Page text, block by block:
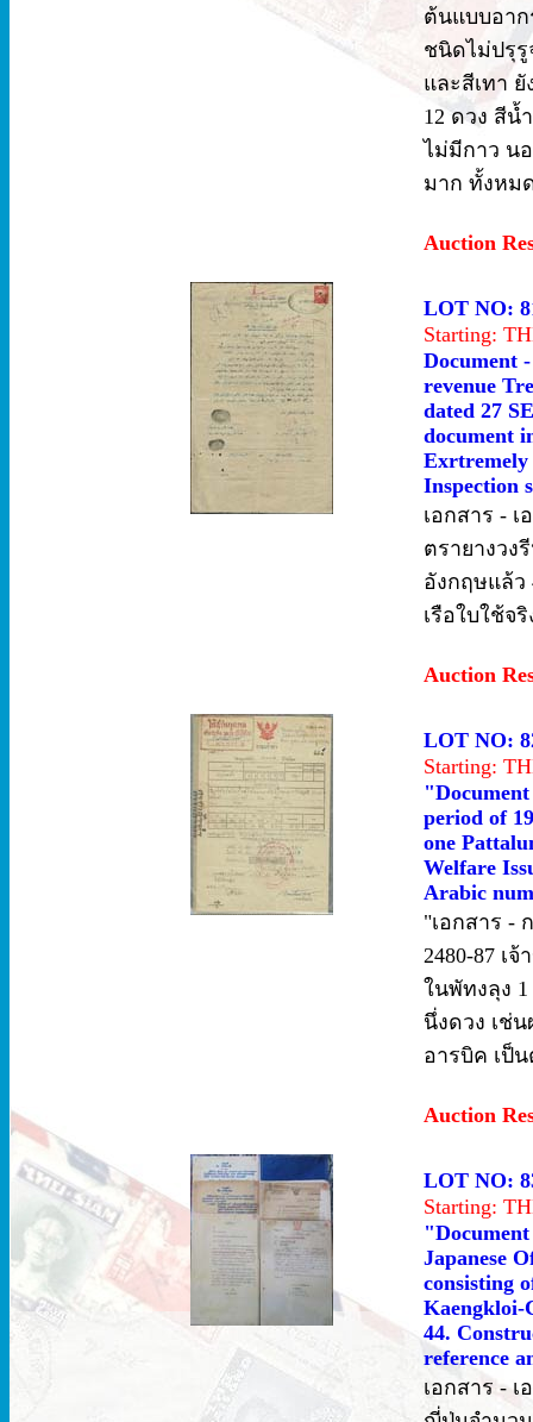
ต้นแบบอาก
ชนิดไม่ปรุรู
และสีเทา
12 ดวง สีน้
ไม่มีกาว น
มาก ทั้งหม
Auction
LOT NO:
Starting:
Document
revenue
dated 27
document
Exrtremely
Inspection
เอกสาร -
ตรายางวง
อังกฤษแล้ว
เรือใบใช้จ
Auction
LOT NO:
Starting:
period of
one
Welfare
Arabic
"เอกสาร -
2480-87 เ
ในพัทงลุง
นึ่งดวง เช่น
อารบิค เป็
Auction
LOT NO:
Starting:
Japanese
consisting
Kaengkloi-
44.
reference
เอกสาร -